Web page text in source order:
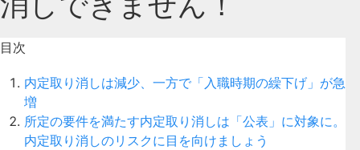
目次
内定取り消しは減少、一方で「入職時期の繰下げ」が急
増
所定の要件を満たす内定取り消しは「公表」に対象に。
内定取り消しのリスクに目を向けましょう